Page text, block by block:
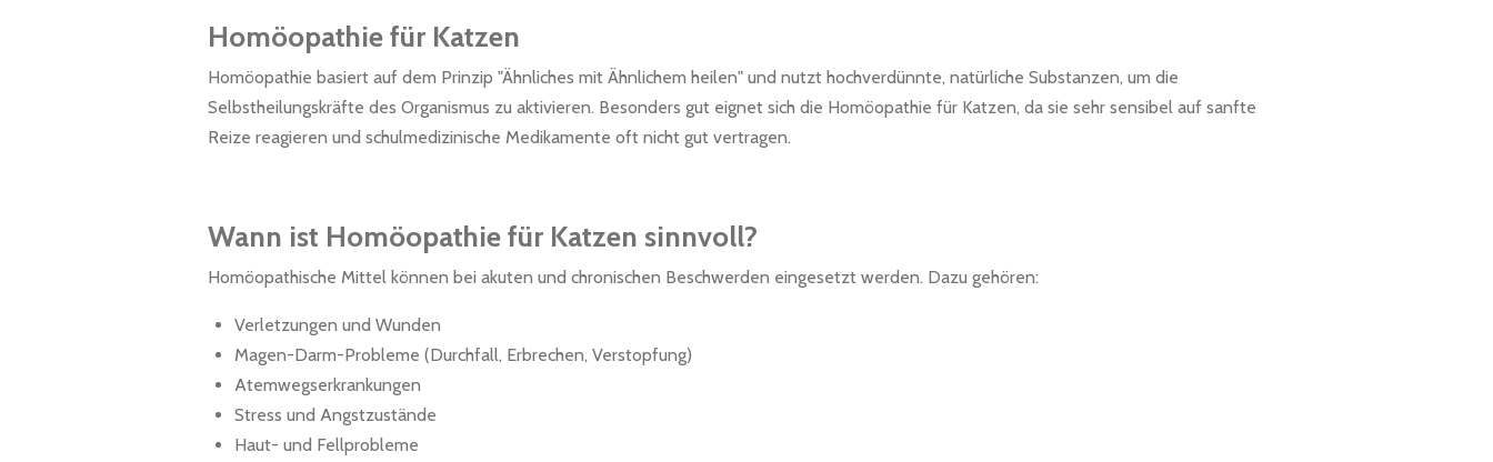
Homöopathie für Katzen
Homöopathie basiert auf dem Prinzip "Ähnliches mit Ähnlichem heilen" und nutzt hochverdünnte, natürliche Substanzen, um die
Selbstheilungskräfte des Organismus zu aktivieren. Besonders gut eignet sich die Homöopathie für Katzen, da sie sehr sensibel auf sanfte
Reize reagieren und schulmedizinische Medikamente oft nicht gut vertragen.
Wann ist Homöopathie für Katzen sinnvoll?
Homöopathische Mittel können bei akuten und chronischen Beschwerden eingesetzt werden. Dazu gehören:
Verletzungen und Wunden
Magen-Darm-Probleme (Durchfall, Erbrechen, Verstopfung)
Atemwegserkrankungen
Stress und Angstzustände
Haut- und Fellprobleme